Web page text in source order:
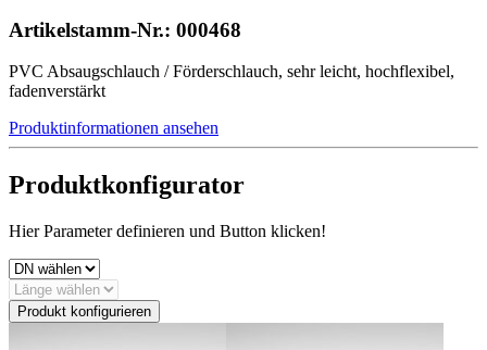
Artikelstamm-Nr.: 000468
PVC Absaugschlauch / Förderschlauch, sehr leicht, hochflexibel,
fadenverstärkt
Produktinformationen ansehen
Produktkonfigurator
Hier Parameter definieren und Button klicken!
Produkt konfigurieren